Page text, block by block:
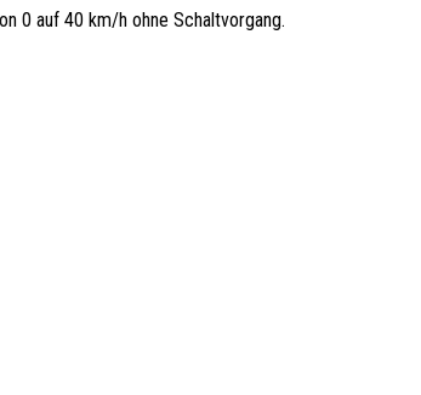
0 auf 40 km/h ohne Schaltvorgang.